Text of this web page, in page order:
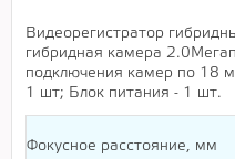
Видеорегистратор
гибридная камера
подключения камер по 18
1 шт; Блок питания - 1 шт.
Фокусное расстояние, мм